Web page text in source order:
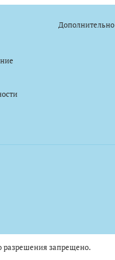
Дополнительно
разрешения запрещено.